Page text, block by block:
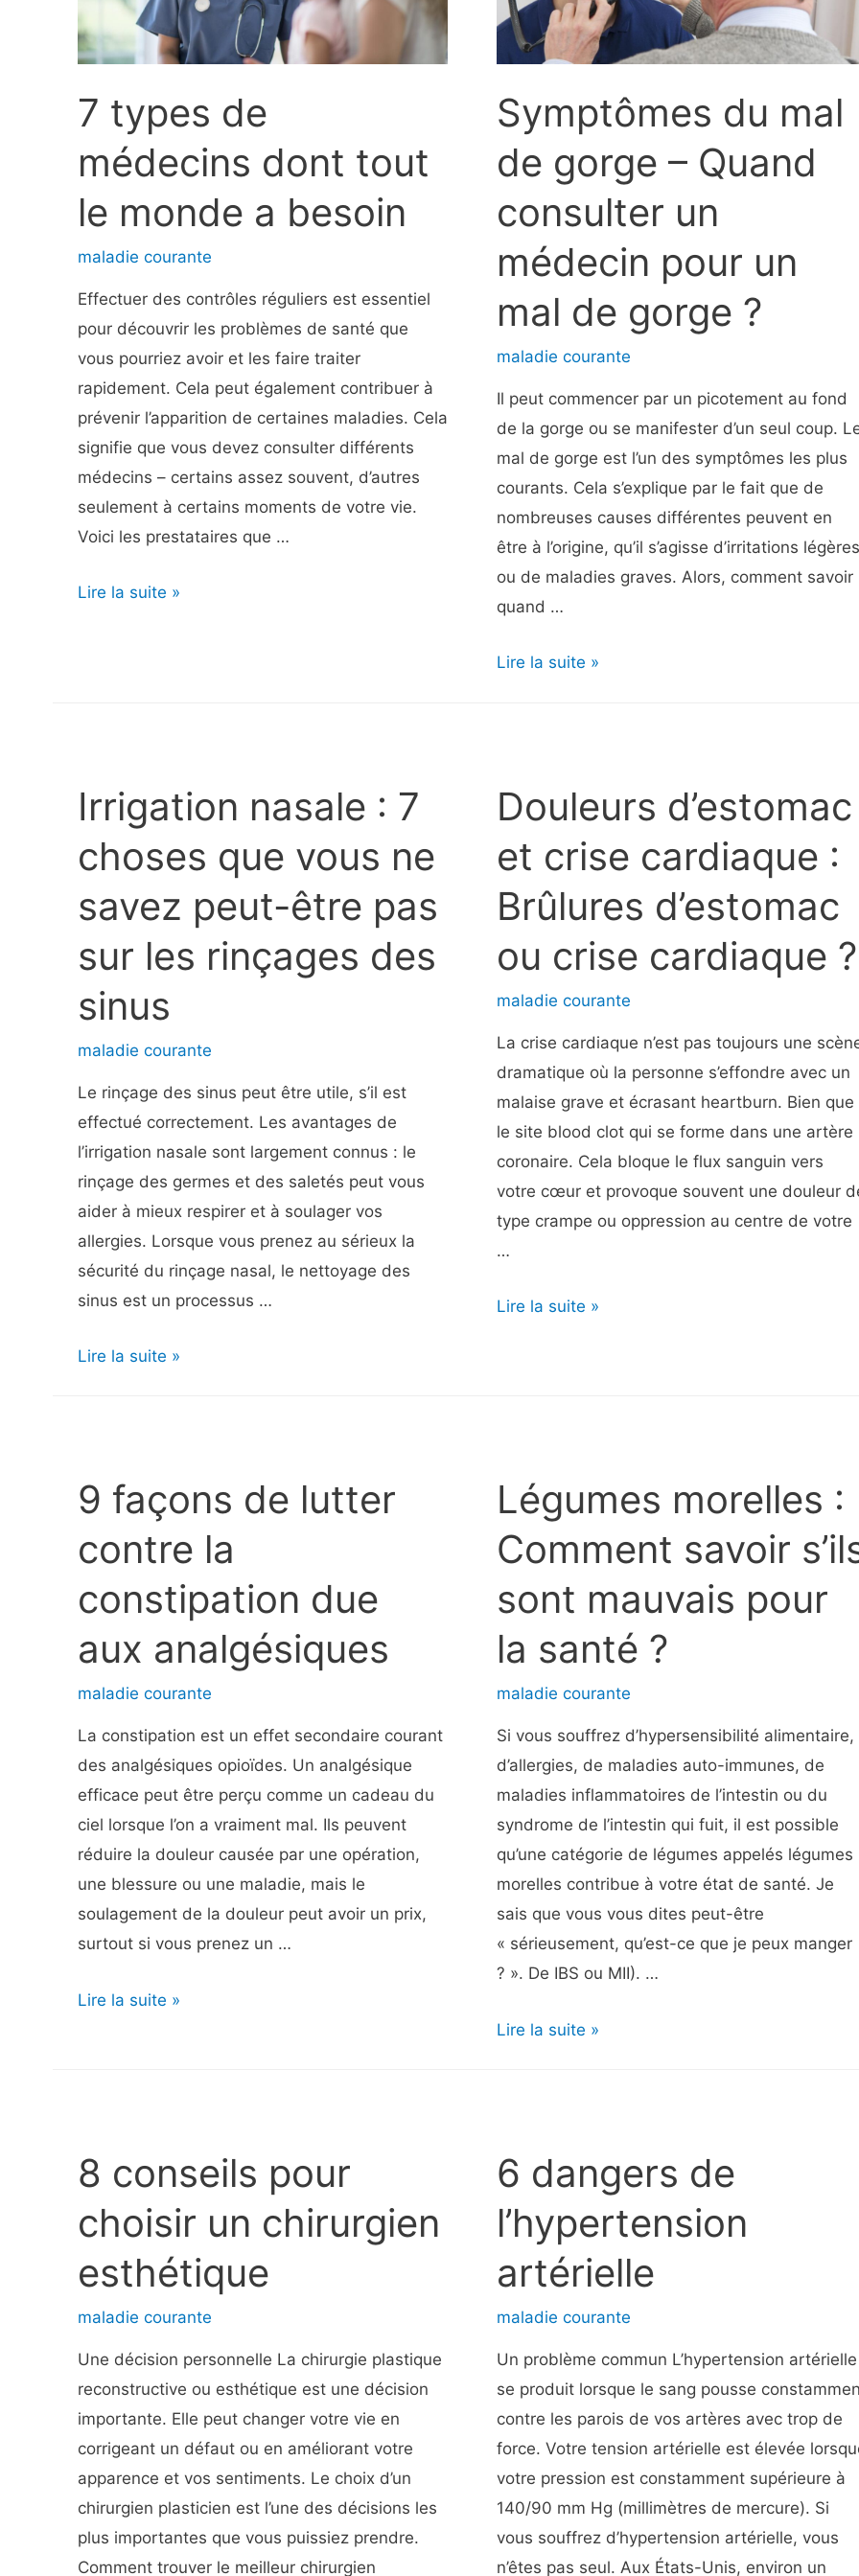
7 types de
médecins dont tout
le monde a besoin
maladie courante
Effectuer des contrôles réguliers est essentiel
pour découvrir les problèmes de santé que
vous pourriez avoir et les faire traiter
rapidement. Cela peut également contribuer à
prévenir l’apparition de certaines maladies. Cela
signifie que vous devez consulter différents
médecins – certains assez souvent, d’autres
seulement à certains moments de votre vie.
Voici les prestataires que …
7
monde
besoin
Lire la suite »
Symptômes du mal
de gorge – Quand
consulter un
médecin pour un
mal de gorge ?
maladie courante
Il peut commencer par un picotement au fond
de la gorge ou se manifester d’un seul coup.
mal de gorge est l’un des symptômes les plus
courants. Cela s’explique par le fait que de
nombreuses causes différentes peuvent en
être à l’origine, qu’il s’agisse d’irritations légères
ou de maladies graves. Alors, comment savoir
quand …
Symptômes
Quand
consulter
un
pour
de
gorge
?
Lire la suite »
Irrigation nasale : 7
choses que vous ne
savez peut-être pas
sur les rinçages des
sinus
maladie courante
Le rinçage des sinus peut être utile, s’il est
effectué correctement. Les avantages de
l’irrigation nasale sont largement connus : le
rinçage des germes et des saletés peut vous
aider à mieux respirer et à soulager vos
allergies. Lorsque vous prenez au sérieux la
sécurité du rinçage nasal, le nettoyage des
sinus est un processus …
Irrigation
que
ne
savez
être
les
rinçages
des
sinus
Lire la suite »
Douleurs d’estomac
et crise cardiaque :
Brûlures d’estomac
ou crise cardiaque ?
maladie courante
La crise cardiaque n’est pas toujours une
dramatique où la personne s’effondre avec un
malaise grave et écrasant heartburn. Bien que
le site blood clot qui se forme dans une artère
coronaire. Cela bloque le flux sanguin vers
votre cœur et provoque souvent une douleur
type crampe ou oppression au centre de votre
…
Douleurs
Brûlures
d’estomac
ou
cardiaque
?
Lire la suite »
9 façons de lutter
contre la
constipation due
aux analgésiques
maladie courante
La constipation est un effet secondaire courant
des analgésiques opioïdes. Un analgésique
efficace peut être perçu comme un cadeau du
ciel lorsque l’on a vraiment mal. Ils peuvent
réduire la douleur causée par une opération,
une blessure ou une maladie, mais le
soulagement de la douleur peut avoir un prix,
surtout si vous prenez un …
9
constipation
due
aux
analgésiques
Lire la suite »
Légumes morelles :
Comment savoir
sont mauvais pour
la santé ?
maladie courante
Si vous souffrez d’hypersensibilité alimentaire,
d’allergies, de maladies auto-immunes, de
maladies inflammatoires de l’intestin ou du
syndrome de l’intestin qui fuit, il est possible
qu’une catégorie de légumes appelés légumes
morelles contribue à votre état de santé. Je
sais que vous vous dites peut-être
« sérieusement, qu’est-ce que je peux manger
? ». De IBS ou MII). …
Légumes
s’ils
sont
mauvais
pour
santé
?
Lire la suite »
8 conseils pour
choisir un chirurgien
esthétique
maladie courante
Une décision personnelle La chirurgie plastique
reconstructive ou esthétique est une décision
importante. Elle peut changer votre vie en
corrigeant un défaut ou en améliorant votre
apparence et vos sentiments. Le choix d’un
chirurgien plasticien est l’une des décisions les
plus importantes que vous puissiez prendre.
Comment trouver le meilleur chirurgien
6 dangers de
l’hypertension
artérielle
maladie courante
Un problème commun L’hypertension artérielle
se produit lorsque le sang pousse
contre les parois de vos artères avec trop de
force. Votre tension artérielle est élevée
votre pression est constamment supérieure à
140/90 mm Hg (millimètres de mercure). Si
vous souffrez d’hypertension artérielle, vous
n’êtes pas seul. Aux États-Unis, environ un